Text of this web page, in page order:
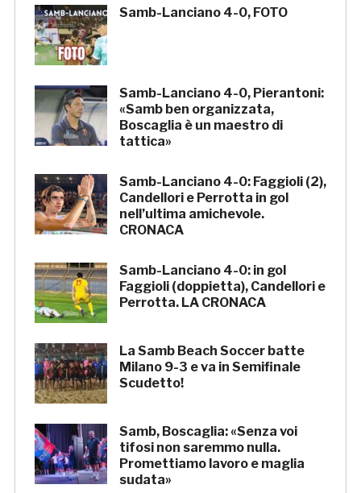
Samb-Lanciano 4-0, FOTO
Samb-Lanciano 4-0, Pierantoni:
«Samb ben organizzata,
Boscaglia è un maestro di
tattica»
Samb-Lanciano 4-0: Faggioli (2),
Candellori e Perrotta in gol
nell’ultima amichevole.
CRONACA
Samb-Lanciano 4-0: in gol
Faggioli (doppietta), Candellori e
Perrotta. LA CRONACA
La Samb Beach Soccer batte
Milano 9-3 e va in Semifinale
Scudetto!
Samb, Boscaglia: «Senza voi
tifosi non saremmo nulla.
Promettiamo lavoro e maglia
sudata»